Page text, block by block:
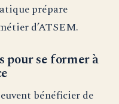
prépare
d’ATSEM.
se former à
bénéficier de